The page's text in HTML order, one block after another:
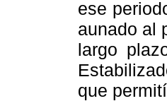
ese
aunado al
largo
que